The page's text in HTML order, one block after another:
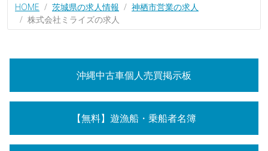
HOME 茨城県の求人情報
神栖市営業の求人
株式会社ミライズの求人
沖縄中古車個人売買掲示板
【無料】遊漁船・乗船者名簿